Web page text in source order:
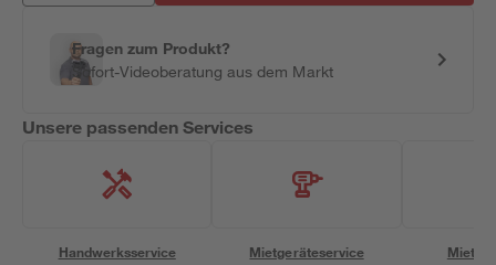
Fragen zum Produkt?
Sofort-Videoberatung aus dem Markt
Unsere passenden Services
Handwerksservice Mietgeräteservice